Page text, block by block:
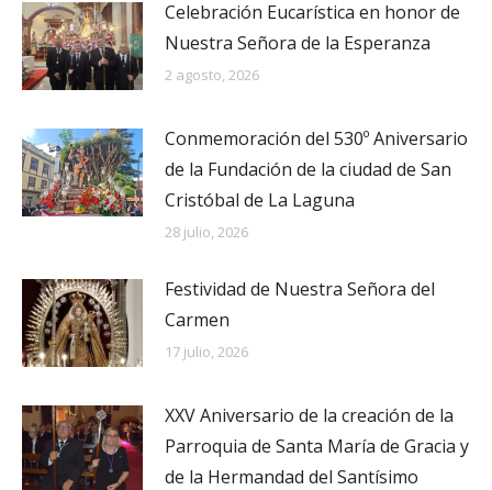
Celebración Eucarística en honor de
Nuestra Señora de la Esperanza
2 agosto, 2026
Conmemoración del 530º Aniversario
de la Fundación de la ciudad de San
Cristóbal de La Laguna
28 julio, 2026
Festividad de Nuestra Señora del
Carmen
17 julio, 2026
XXV Aniversario de la creación de la
Parroquia de Santa María de Gracia y
de la Hermandad del Santísimo